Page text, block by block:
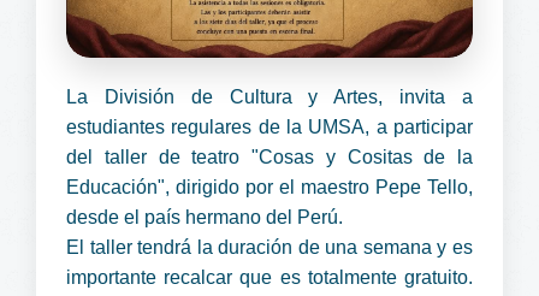
La División de Cultura y Artes, invita a
estudiantes regulares de la UMSA, a participar
del taller de teatro "Cosas y Cositas de la
Educación", dirigido por el maestro Pepe Tello,
desde el país hermano del Perú.
El taller tendrá la duración de una semana y es
importante recalcar que es totalmente gratuito.